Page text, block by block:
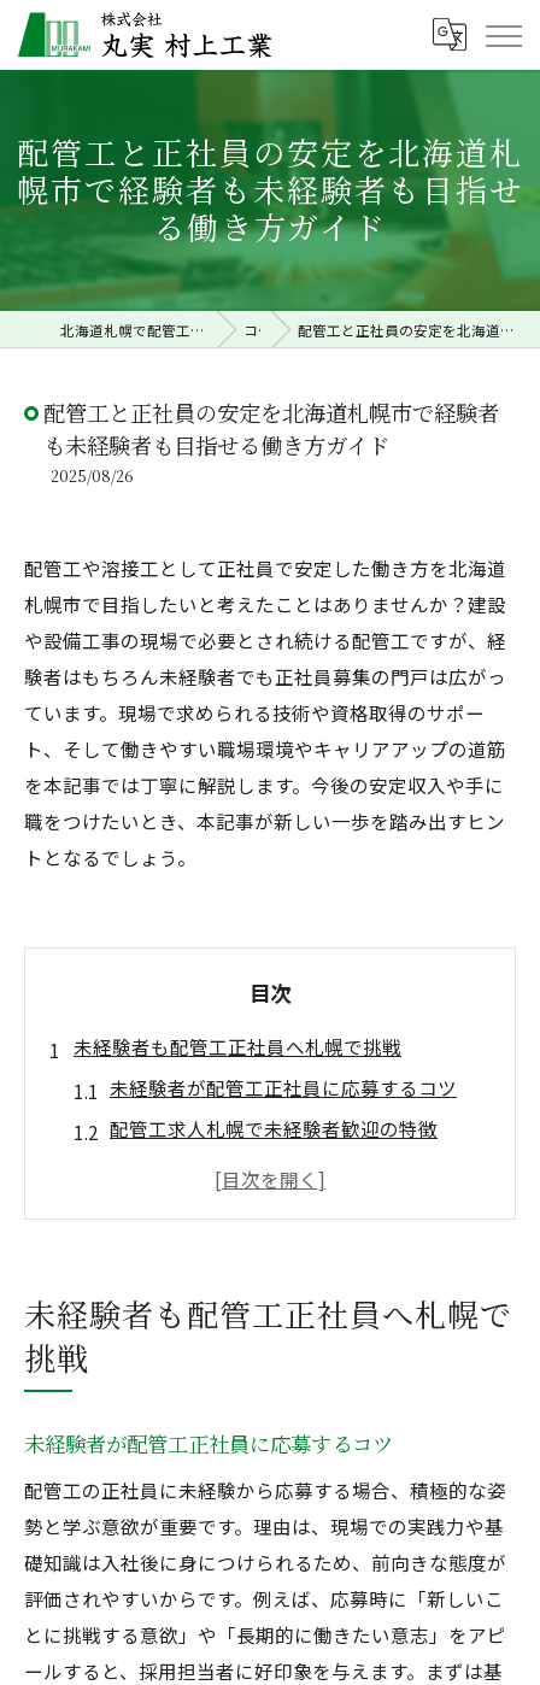
配管工と正社員の安定を北海道札
幌市で経験者も未経験者も目指せ
る働き方ガイド
北海道札幌で配管工事の求人なら株式会社丸実村上工業 コラム 配管工と正社員の安定を北海道札幌市で経験者も未経験者も目指せる働き方ガイド
配管工と正社員の安定を北海道札幌市で経験者
も未経験者も目指せる働き方ガイド
2025/08/26
配管工や溶接工として正社員で安定した働き方を北海道
札幌市で目指したいと考えたことはありませんか？建設
や設備工事の現場で必要とされ続ける配管工ですが、経
験者はもちろん未経験者でも正社員募集の門戸は広がっ
ています。現場で求められる技術や資格取得のサポー
ト、そして働きやすい職場環境やキャリアアップの道筋
を本記事では丁寧に解説します。今後の安定収入や手に
職をつけたいとき、本記事が新しい一歩を踏み出すヒン
トとなるでしょう。
目次
未経験者も配管工正社員へ札幌で挑戦
未経験者が配管工正社員に応募するコツ
配管工求人札幌で未経験者歓迎の特徴
経験者と未経験者の正社員募集の違い
経験者が語る札幌配管工の働きやすさ
経験者歓迎の正社員募集ポイントとは
溶接工経験が活かせる配管工の現場
経験者が語る配管工の年収実態
配管工・溶接工でのキャリアアップ事例
配管工と溶接工の違いを徹底解説
配管工と溶接工の仕事内容の違いとは
未経験者も配管工正社員へ札幌で
挑戦
未経験者が配管工正社員に応募するコツ
配管工の正社員に未経験から応募する場合、積極的な姿
勢と学ぶ意欲が重要です。理由は、現場での実践力や基
礎知識は入社後に身につけられるため、前向きな態度が
評価されやすいからです。例えば、応募時に「新しいこ
とに挑戦する意欲」や「長期的に働きたい意志」をアピ
ールすると、採用担当者に好印象を与えます。まずは基